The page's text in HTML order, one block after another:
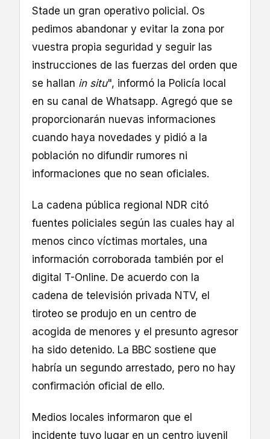
Stade un gran operativo policial. Os
pedimos abandonar y evitar la zona por
vuestra propia seguridad y seguir las
instrucciones de las fuerzas del orden que
se hallan in situ", informó la Policía local
en su canal de Whatsapp. Agregó que se
proporcionarán nuevas informaciones
cuando haya novedades y pidió a la
población no difundir rumores ni
informaciones que no sean oficiales.
La cadena pública regional NDR citó
fuentes policiales según las cuales hay al
menos cinco víctimas mortales, una
información corroborada también por el
digital T-Online. De acuerdo con la
cadena de televisión privada NTV, el
tiroteo se produjo en un centro de
acogida de menores y el presunto agresor
ha sido detenido. La BBC sostiene que
habría un segundo arrestado, pero no hay
confirmación oficial de ello.
Medios locales informaron que el
incidente tuvo lugar en un centro juvenil